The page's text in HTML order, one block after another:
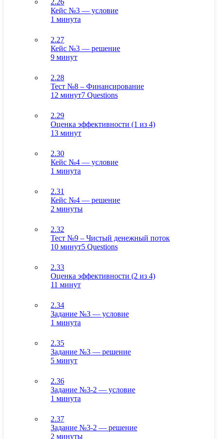
Кейс №3 — условие
1 минута
2.27
Кейс №3 — решение
9 минут
2.28
Тест №8 – Финансирование
12 минут7 Questions
2.29
Оценка эффективности (1 из 4)
13 минут
2.30
Кейс №4 — условие
1 минута
2.31
Кейс №4 — решение
2 минуты
2.32
Тест №9 – Чистый денежный поток
10 минут5 Questions
2.33
Оценка эффективности (2 из 4)
11 минут
2.34
Задание №3 — условие
1 минута
2.35
Задание №3 — решение
5 минут
2.36
Задание №3-2 — условие
1 минута
2.37
Задание №3-2 — решение
2 минуты